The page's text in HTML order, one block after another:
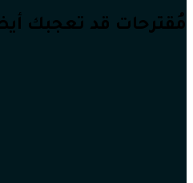
مُقترحات قد تعجبك